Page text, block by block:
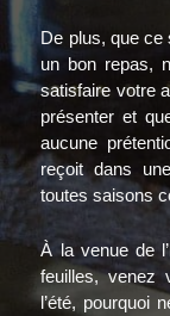
De plus, que ce
un bon repas,
satisfaire votre
présenter et
aucune
reçoit dans
toutes saisons
À la venue de
feuilles, venez
l’été, pourquoi